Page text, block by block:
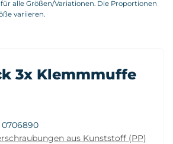
alle Größen/Variationen. Die Proportionen
variieren.
3x Klemmmuffe
0706890
aus Kunststoff (PP)